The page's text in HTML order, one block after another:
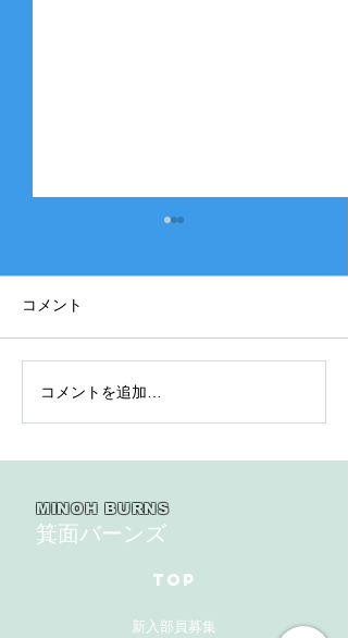
2025年度 Bクラス 関西団
地連盟 第110回中央決勝
コメント
コメントを追加…
MINOH BURNS
箕面バーンズ
TOP
新入部員募集